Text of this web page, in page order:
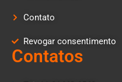
Contato
Revogar consentimento
Contatos